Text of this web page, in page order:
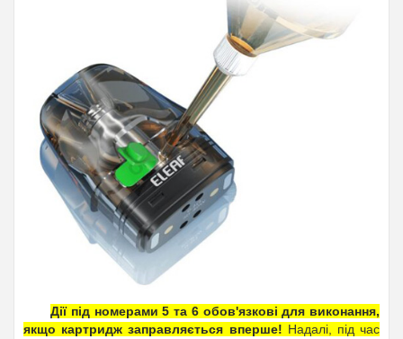
Дії під номерами 5 та 6 обов'язкові для виконання,
якщо картридж заправляється вперше! Надалі, під час